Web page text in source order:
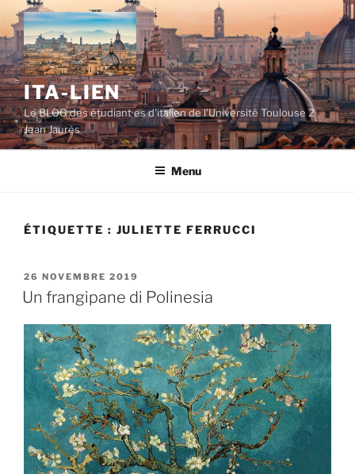
Aller
au
contenu
principal
ITA-LIEN
Le BLOG des étudiant·es d'italien de l'Université Toulouse 2
Jean Jaurès
Menu
ÉTIQUETTE : JULIETTE FERRUCCI
PUBLIÉ
LE
26 NOVEMBRE 2019
Un frangipane di Polinesia